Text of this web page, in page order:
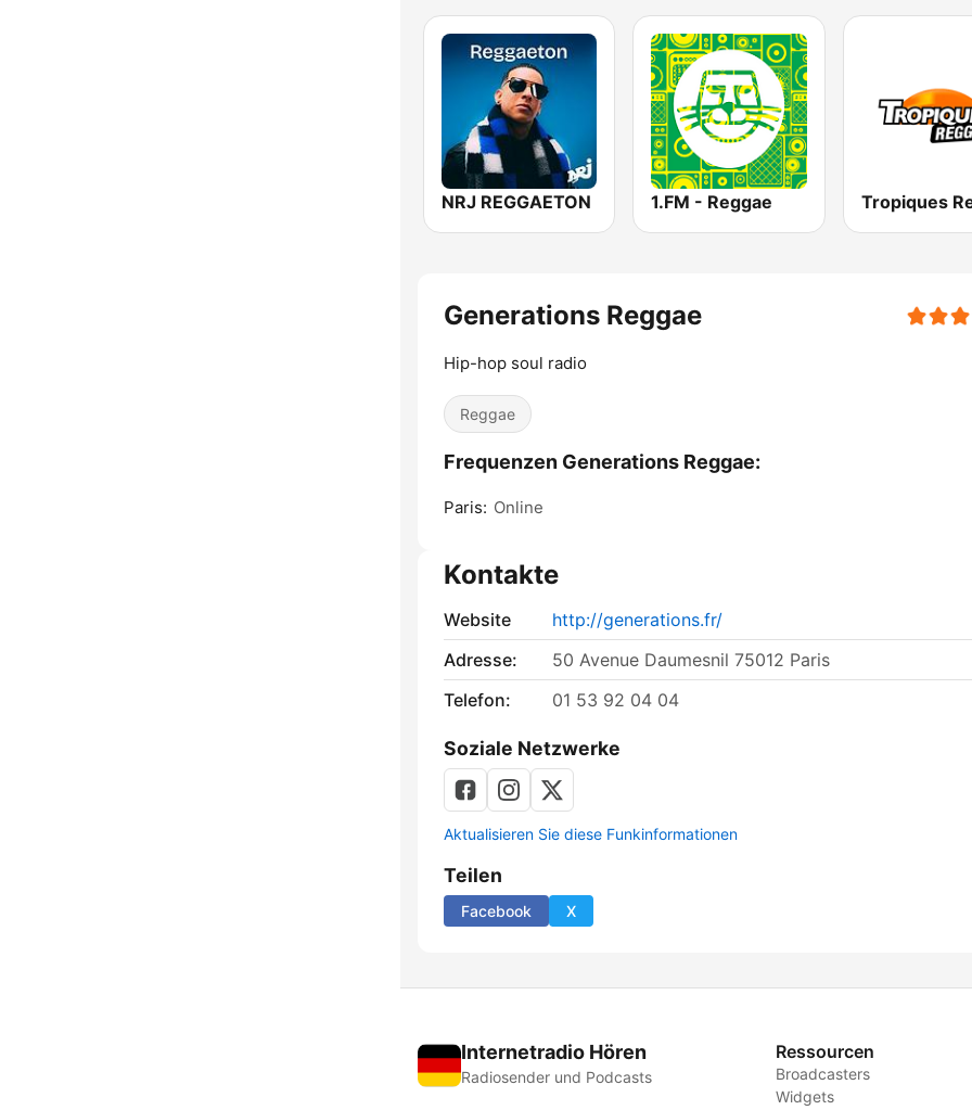
NRJ REGGAETON 1.FM - Reggae
Generations Reggae
Hip-hop soul radio
Reggae
Frequenzen Generations Reggae:
Paris: Online
Kontakte
Website
http://generations.fr/
Adresse:
50 Avenue Daumesnil 75012 Paris
Telefon:
01 53 92 04 04
Soziale Netzwerke
Aktualisieren Sie diese Funkinformationen
Teilen
Facebook X
Internetradio Hören
Radiosender und Podcasts
Ressourcen
Broadcasters
Widgets